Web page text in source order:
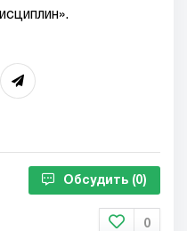
Обсудить (0)
0